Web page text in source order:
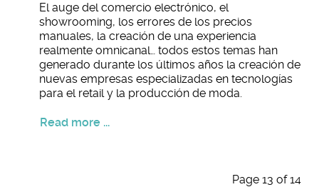
El auge del comercio electrónico, el
showrooming, los errores de los precios
manuales, la creación de una experiencia
realmente omnicanal… todos estos temas han
generado durante los últimos años la creación de
nuevas empresas especializadas en tecnologías
para el retail y la producción de moda.
Read more ...
Page 13 of 14